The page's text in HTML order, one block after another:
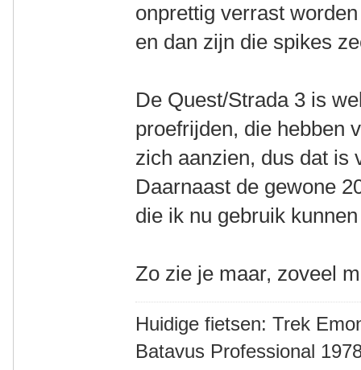
onprettig verrast
en dan zijn die spikes
De Quest/Strada 3 is
proefrijden, die hebben
zich aanzien, dus dat is
Daarnaast de gewone
die ik nu gebruik
Zo zie je maar, zoveel
Huidige fietsen: Trek
Batavus Professional